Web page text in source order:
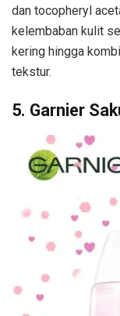
dan tocopheryl
kelembaban kulit
kering hingga
tekstur.
5. Garnier